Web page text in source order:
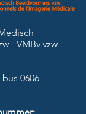
- VMBv vzw
0606